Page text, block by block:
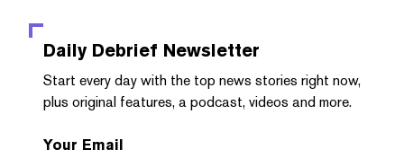
Daily Debrief Newsletter
Start every day with the top news stories right now,
plus original features, a podcast, videos and more.
Your Email